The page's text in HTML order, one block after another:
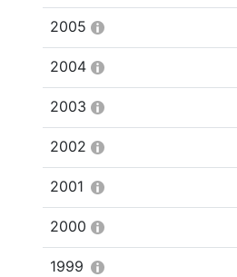
2005
2004
2003
2002
2001
2000
1999